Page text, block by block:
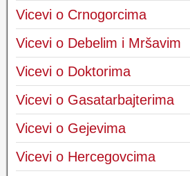
Vicevi o Crnogorcima
Vicevi o Debelim i Mršavim
Vicevi o Doktorima
Vicevi o Gasatarbajterima
Vicevi o Gejevima
Vicevi o Hercegovcima